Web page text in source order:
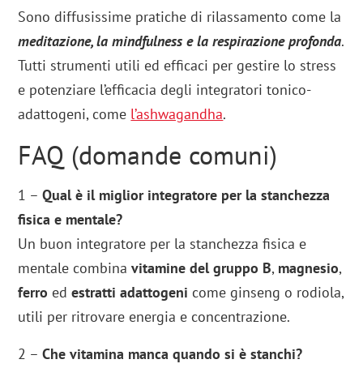
Sono diffusissime pratiche di rilassamento come la
meditazione, la mindfulness e la respirazione profonda.
Tutti strumenti utili ed efficaci per gestire lo stress
e potenziare l’efficacia degli integratori tonico-
adattogeni, come l’ashwagandha.
FAQ (domande comuni)
1 –Qual è il miglior integratore per la stanchezza
fisica e mentale?
Un buon integratore per la stanchezza fisica e
mentale combinavitamine del gruppo B, magnesio,
ferro edestratti adattogeni come ginseng o rodiola,
utili per ritrovare energia e concentrazione.
2 –Che vitamina manca quando si è stanchi?